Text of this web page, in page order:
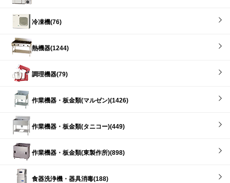
冷凍機(76)
熱機器(1244)
調理機器(79)
作業機器・板金類(マルゼン)(1426)
作業機器・板金類(タニコー)(449)
作業機器・板金類(東製作所)(898)
食器洗浄機・器具消毒(188)